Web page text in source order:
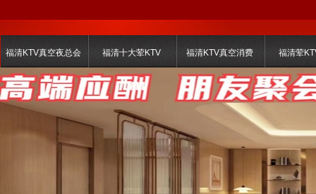
福清KTV真空夜总会 福清十大荤KTV 福清KTV真空消费 福清荤